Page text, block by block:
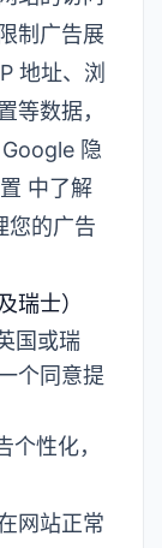
制广告展
地址、浏
等数据，
Google 隐
中了解
您的广告
瑞士）
国或瑞
个同意提
性化，
网站正常